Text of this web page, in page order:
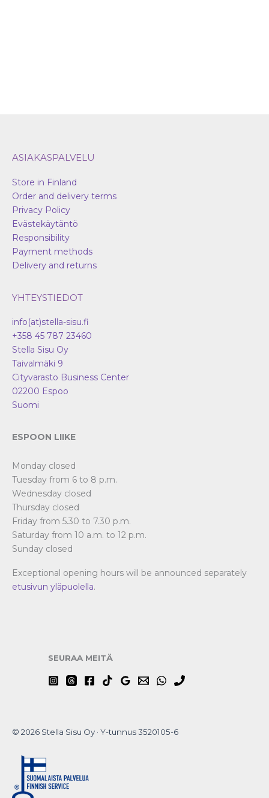
ASIAKASPALVELU
Store in Finland
Order and delivery terms
Privacy Policy
Evästekäytäntö
Responsibility
Payment methods
Delivery and returns
YHTEYSTIEDOT
info(at)stella-sisu.fi
+358 45 787 23460
Stella Sisu Oy
Taivalmäki 9
Cityvarasto Business Center
02200 Espoo
Suomi
ESPOON LIIKE
Monday closed
Tuesday from 6 to 8 p.m.
Wednesday closed
Thursday closed
Friday from 5.30 to 7.30 p.m.
Saturday from 10 a.m. to 12 p.m.
Sunday closed
Exceptional opening hours will be announced separately
etusivun yläpuolella.
SEURAA MEITÄ
© 2026 Stella Sisu Oy · Y-tunnus 3520105-6